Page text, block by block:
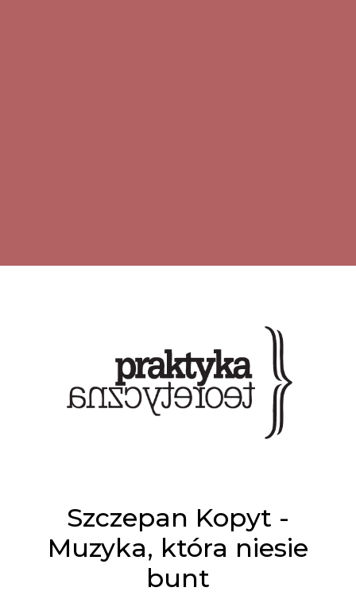
Szczepan Kopyt -
Muzyka, która niesie
bunt